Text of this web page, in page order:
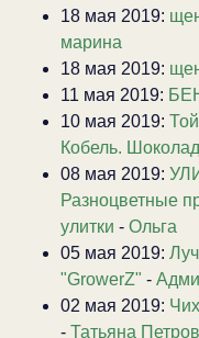
18 мая 2019:
марина
18 мая 2019:
11 мая 2019:
10 мая 2019:
Кобель.
08 мая 2019:
Разноцветные
улитки - Ольга
05 мая 2019:
"GrowerZ" -
02 мая 2019:
- Татьяна